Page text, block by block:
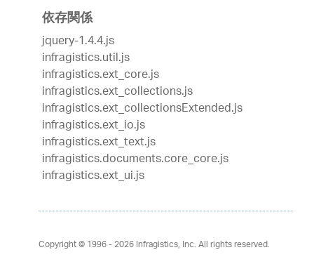
依存関係
jquery-1.4.4.js
infragistics.util.js
infragistics.ext_core.js
infragistics.ext_collections.js
infragistics.ext_collectionsExtended.js
infragistics.ext_io.js
infragistics.ext_text.js
infragistics.documents.core_core.js
infragistics.ext_ui.js
Copyright © 1996 - 2026Infragistics, Inc. All rights reserved.